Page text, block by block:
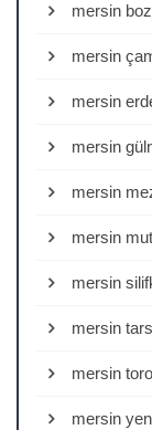
mersin
mersin
mersin
mersin
mersin
mersin
mersin
mersin
mersin
mersin